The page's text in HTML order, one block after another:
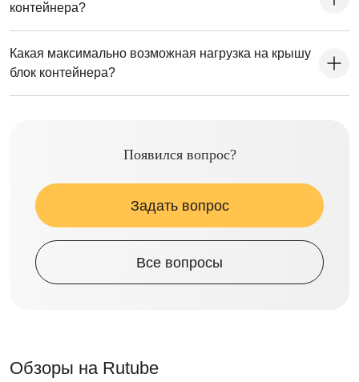
контейнера?
Какая максимально возможная нагрузка на крышу
блок контейнера?
Появился вопрос?
Задать вопрос
Все вопросы
Обзоры на Rutube